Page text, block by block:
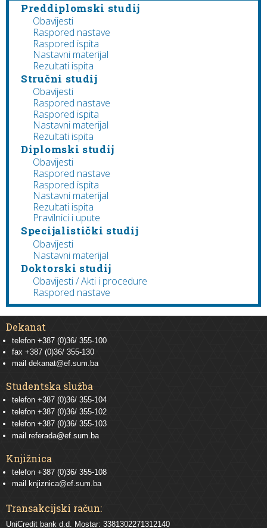
Preddiplomski studij
Obavijesti
Raspored nastave
Raspored ispita
Nastavni materijal
Rezultati ispita
Stručni studij
Obavijesti
Raspored nastave
Raspored ispita
Nastavni materijal
Rezultati ispita
Diplomski studij
Obavijesti
Raspored nastave
Raspored ispita
Nastavni materijal
Rezultati ispita
Pravilnici i upute
Specijalistički studij
Obavijesti
Nastavni materijal
Doktorski studij
Obavijesti / Akti i procedure
Raspored nastave
Dekanat
telefon +387 (0)36/ 355-100
fax +387 (0)36/ 355-130
mail dekanat@ef.sum.ba
Studentska služba
telefon +387 (0)36/ 355-104
telefon +387 (0)36/ 355-102
telefon +387 (0)36/ 355-103
mail referada@ef.sum.ba
Knjižnica
telefon +387 (0)36/ 355-108
mail
knjiznica@ef.sum.ba
Transakcijski račun:
UniCredit bank d.d. Mostar: 3381302271312140